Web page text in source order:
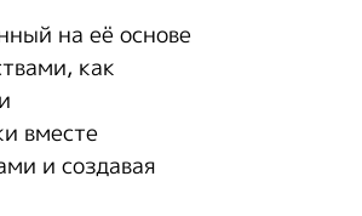
на её основе
как
вместе
и создавая